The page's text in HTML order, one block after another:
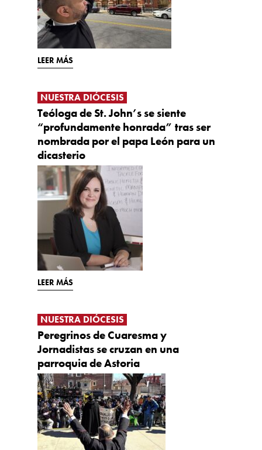
LEER MÁS
NUESTRA DIÓCESIS
Teóloga de St. John’s se siente
“profundamente honrada” tras ser
nombrada por el papa León para un
dicasterio
LEER MÁS
NUESTRA DIÓCESIS
Peregrinos de Cuaresma y
Jornadistas se cruzan en una
parroquia de Astoria